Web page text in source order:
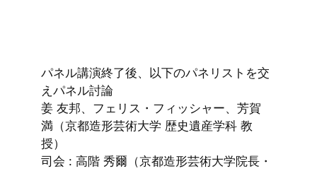
パネル講演終了後、以下のパネリストを交
えパネル討論
姜 友邦、フェリス・フィッシャー、芳賀
満（京都造形芸術大学 歴史遺産学科 教
授）
司会 : 高階 秀爾（京都造形芸術大学院長・